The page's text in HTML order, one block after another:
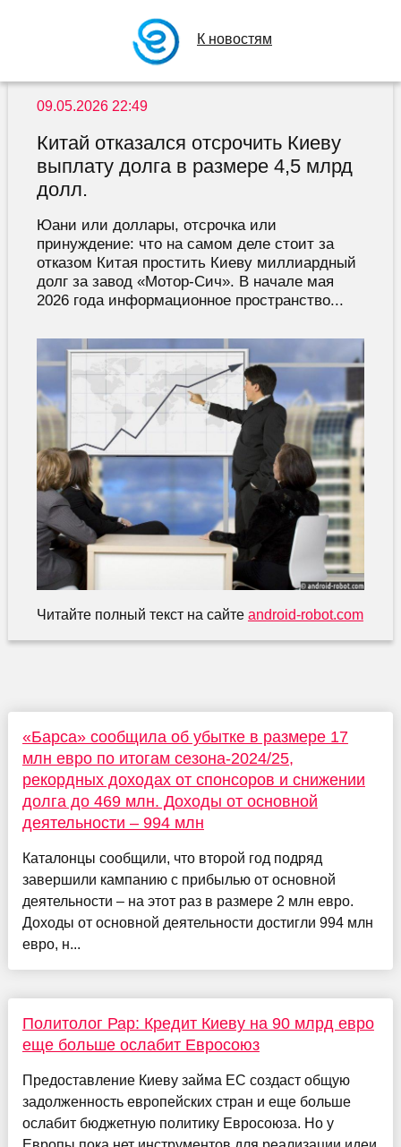
К новостям
09.05.2026 22:49
Китай отказался отсрочить Киеву
выплату долга в размере 4,5 млрд
долл.
Юани или доллары, отсрочка или
принуждение: что на самом деле стоит за
отказом Китая простить Киеву миллиардный
долг за завод «Мотор-Сич». В начале мая
2026 года информационное пространство...
Читайте полный текст на сайте android-robot.com
«Барса» сообщила об убытке в размере 17
млн евро по итогам сезона-2024/25,
рекордных доходах от спонсоров и снижении
долга до 469 млн. Доходы от основной
деятельности – 994 млн
Каталонцы сообщили, что второй год подряд
завершили кампанию с прибылью от основной
деятельности – на этот раз в размере 2 млн евро.
Доходы от основной деятельности достигли 994 млн
евро, н...
Политолог Рар: Кредит Киеву на 90 млрд евро
еще больше ослабит Евросоюз
Предоставление Киеву займа ЕС создаст общую
задолженность европейских стран и еще больше
ослабит бюджетную политику Евросоюза. Но у